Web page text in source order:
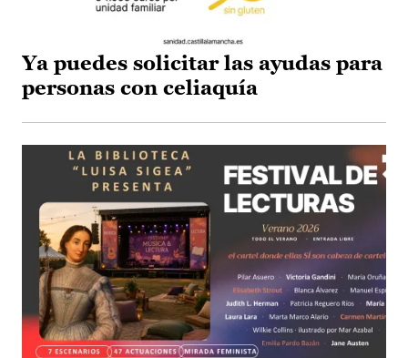
Ya puedes solicitar las ayudas para
personas con celiaquía